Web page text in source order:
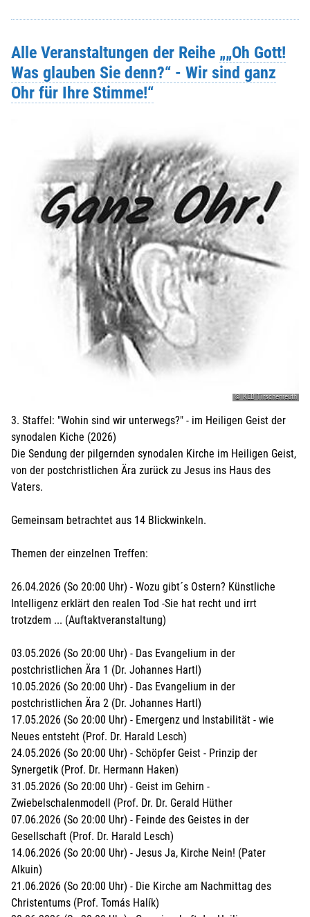
Alle Veranstaltungen der Reihe „„Oh Gott!
Was glauben Sie denn?“ - Wir sind ganz
Ohr für Ihre Stimme!“
© KEB Tirschenreuth
3. Staffel: "Wohin sind wir unterwegs?" - im Heiligen Geist der
synodalen Kiche (2026)
Die Sendung der pilgernden synodalen Kirche im Heiligen Geist,
von der postchristlichen Ära zurück zu Jesus ins Haus des
Vaters.
Gemeinsam betrachtet aus 14 Blickwinkeln.
Themen der einzelnen Treffen:
26.04.2026 (So 20:00 Uhr) - Wozu gibt´s Ostern? Künstliche
Intelligenz erklärt den realen Tod -Sie hat recht und irrt
trotzdem ... (Auftaktveranstaltung)
03.05.2026 (So 20:00 Uhr) - Das Evangelium in der
postchristlichen Ära 1 (Dr. Johannes Hartl)
10.05.2026 (So 20:00 Uhr) - Das Evangelium in der
postchristlichen Ära 2 (Dr. Johannes Hartl)
17.05.2026 (So 20:00 Uhr) - Emergenz und Instabilität - wie
Neues entsteht (Prof. Dr. Harald Lesch)
24.05.2026 (So 20:00 Uhr) - Schöpfer Geist - Prinzip der
Synergetik (Prof. Dr. Hermann Haken)
31.05.2026 (So 20:00 Uhr) - Geist im Gehirn -
Zwiebelschalenmodell (Prof. Dr. Dr. Gerald Hüther
07.06.2026 (So 20:00 Uhr) - Feinde des Geistes in der
Gesellschaft (Prof. Dr. Harald Lesch)
14.06.2026 (So 20:00 Uhr) - Jesus Ja, Kirche Nein! (Pater
Alkuin)
21.06.2026 (So 20:00 Uhr) - Die Kirche am Nachmittag des
Christentums (Prof. Tomás Halík)